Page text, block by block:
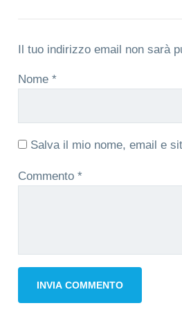
Il tuo indirizzo email non sarà
Nome *
Salva il mio nome, email e
Commento *